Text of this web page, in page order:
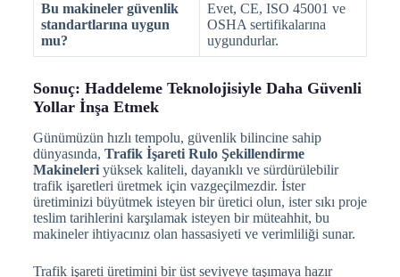
Bu makineler güvenlik
standartlarına uygun
mu?
Evet, CE, ISO 45001 ve
OSHA sertifikalarına
uygundurlar.
Sonuç: Haddeleme Teknolojisiyle Daha Güvenli
Yollar İnşa Etmek
Günümüzün hızlı tempolu, güvenlik bilincine sahip
dünyasında, Trafik İşareti Rulo Şekillendirme
Makineleriyüksek kaliteli, dayanıklı ve sürdürülebilir
trafik işaretleri üretmek için vazgeçilmezdir. İster
üretiminizi büyütmek isteyen bir üretici olun, ister sıkı proje
teslim tarihlerini karşılamak isteyen bir müteahhit, bu
makineler ihtiyacınız olan hassasiyeti ve verimliliği sunar.
Trafik işareti üretimini bir üst seviyeye taşımaya hazır